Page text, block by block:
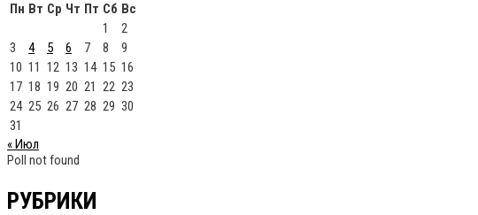
Пн Вт Ср Чт Пт Сб Вс
1
2
3
4 5 6 7 8
9
10 11 12 13 14 15 16
17 18 19 20 21 22 23
24 25 26 27 28 29 30
31
« Июл
Poll not found
РУБРИКИ